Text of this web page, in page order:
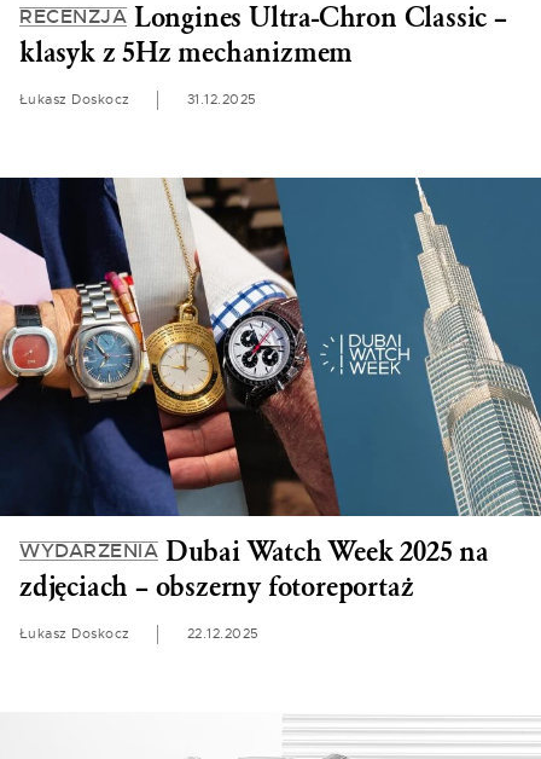
RECENZJA Longines Ultra-Chron Classic –
klasyk z 5Hz mechanizmem
Łukasz Doskocz 31.12.2025
WYDARZENIA Dubai Watch Week 2025 na
zdjęciach – obszerny fotoreportaż
Łukasz Doskocz 22.12.2025